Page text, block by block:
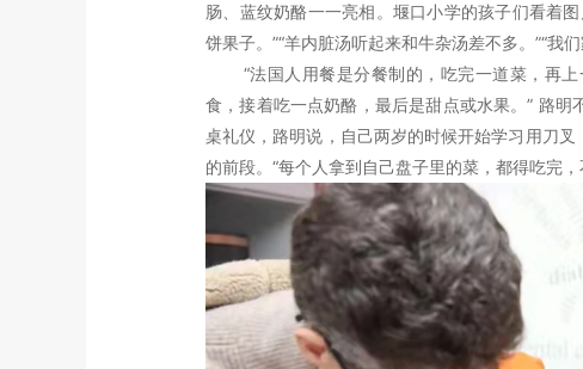
肠、蓝纹奶酪一一亮相。堰口小学的孩子们看着
饼果子。”“羊内脏汤听起来和牛杂汤差不多。”“我
“法国人用餐是分餐制的，吃完一道菜，再上
食，接着吃一点奶酪，最后是甜点或水果。” 路
桌礼仪，路明说，自己两岁的时候开始学习用刀
的前段。“每个人拿到自己盘子里的菜，都得吃完